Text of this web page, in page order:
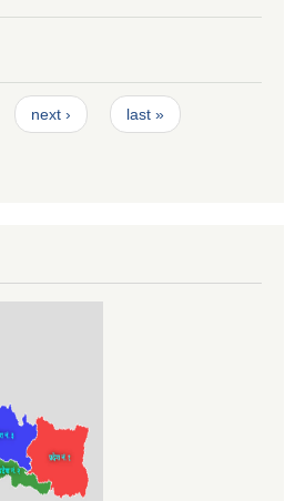
next › last »